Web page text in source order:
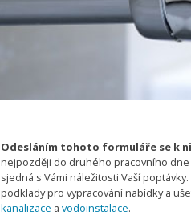
Odesláním tohoto formuláře se k
nejpozději do druhého pracovního
sjedná s Vámi náležitosti Vaší
podklady pro vypracování nabídky a
kanalizace a vodoinstalace.